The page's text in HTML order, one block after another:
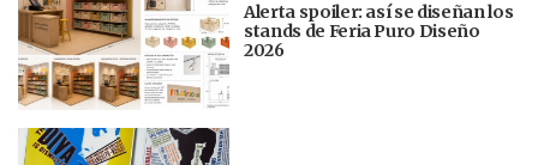
Alerta spoiler: así se diseñan los
stands de Feria Puro Diseño
2026